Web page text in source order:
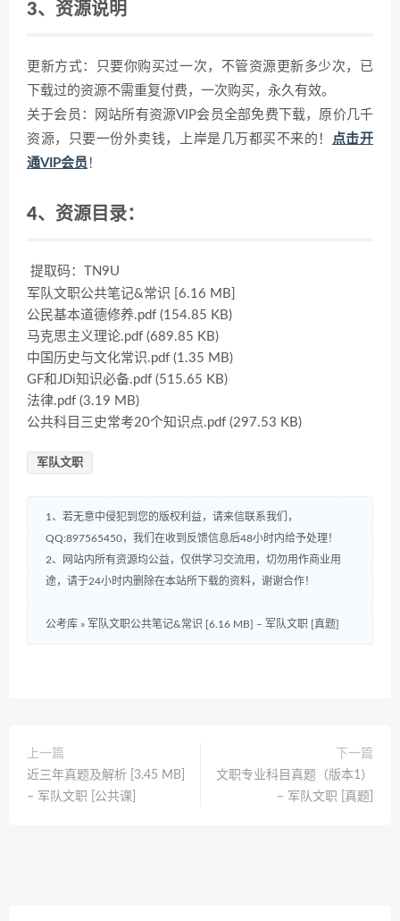
3、资源说明
更新方式：只要你购买过一次，不管资源更新多少次，已
下载过的资源不需重复付费，一次购买，永久有效。
关于会员：网站所有资源VIP会员全部免费下载，原价几千
资源，只要一份外卖钱，上岸是几万都买不来的！ 点击开
通VIP会员 ！
4、资源目录：
提取码：TN9U
军队文职公共笔记&常识 [6.16 MB]
公民基本道德修养.pdf (154.85 KB)
马克思主义理论.pdf (689.85 KB)
中国历史与文化常识.pdf (1.35 MB)
GF和JDi知识必备.pdf (515.65 KB)
法律.pdf (3.19 MB)
公共科目三史常考20个知识点.pdf (297.53 KB)
军队文职
1、若无意中侵犯到您的版权利益，请来信联系我们，
QQ:897565450，我们在收到反馈信息后48小时内给予处理！
2、网站内所有资源均公益，仅供学习交流用，切勿用作商业用
途，请于24小时内删除在本站所下载的资料，谢谢合作！
公考库 » 军队文职公共笔记&常识 [6.16 MB] – 军队文职 [真题]
上一篇
近三年真题及解析 [3.45 MB]
– 军队文职 [公共课]
下一篇
文职专业科目真题（版本1）
– 军队文职 [真题]